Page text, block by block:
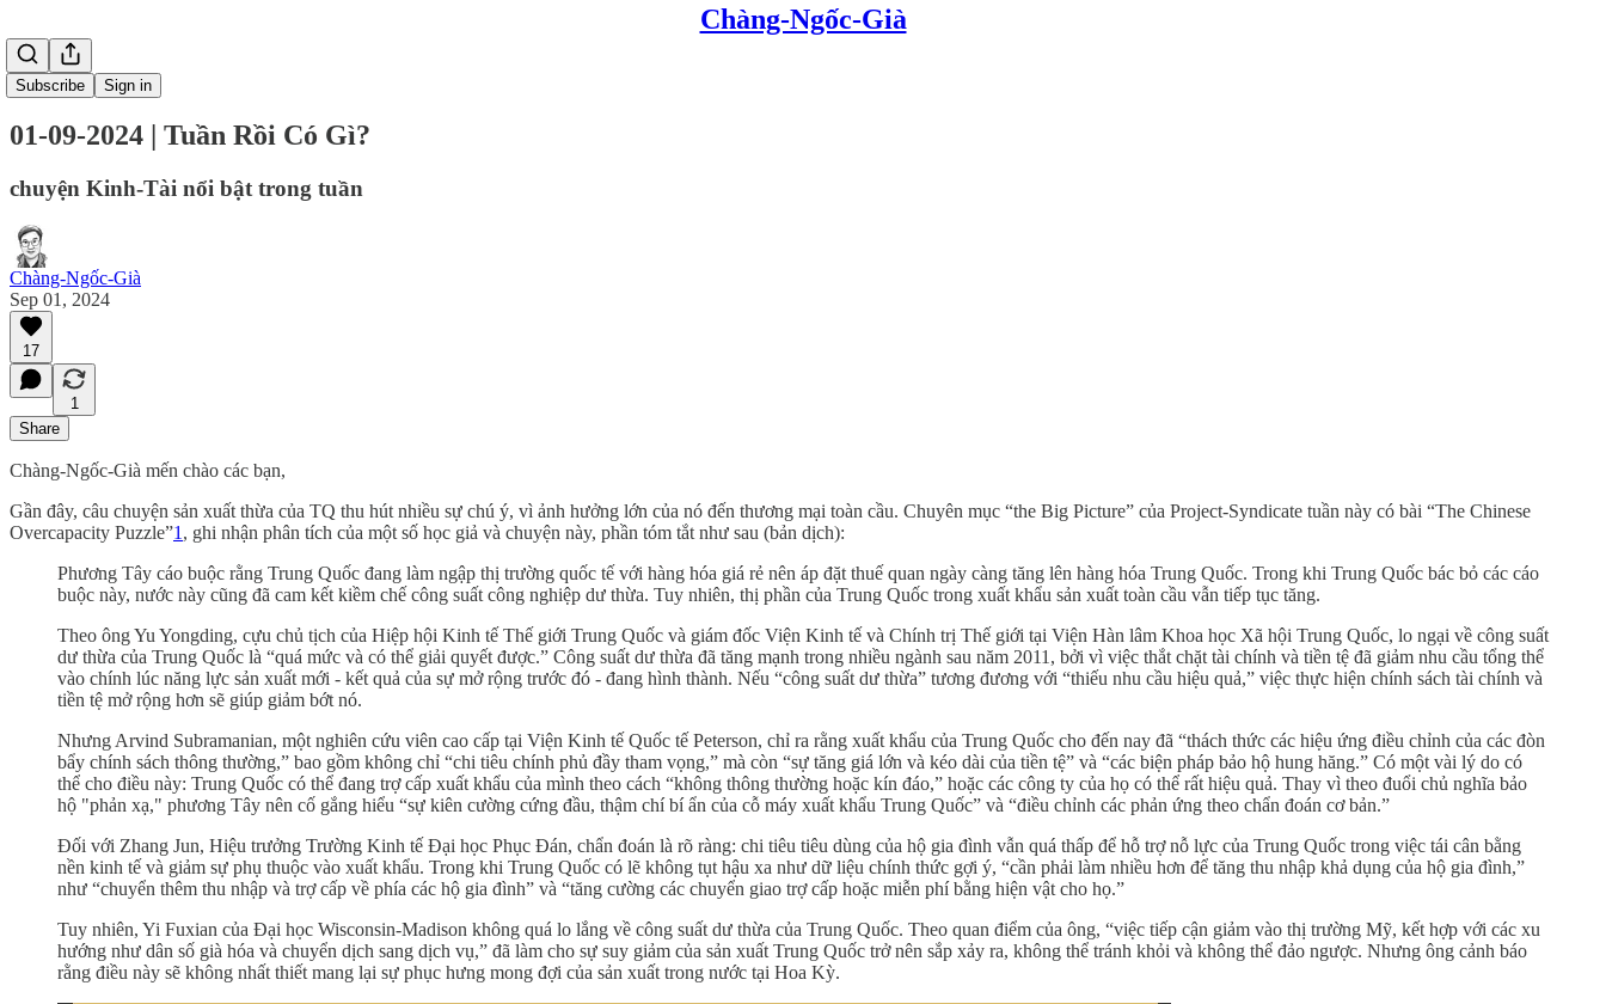
Chàng-Ngốc-Già
Subscribe Sign in
01-09-2024 | Tuần Rồi Có Gì?
chuyện Kinh-Tài nổi bật trong tuần
Chàng-Ngốc-Già
Sep 01, 2024
17
1
Share
Chàng-Ngốc-Già mến chào các bạn,
Gần đây, câu chuyện sản xuất thừa của TQ thu hút nhiều sự chú ý, vì ảnh hưởng lớn của nó đến thương mại toàn cầu. Chuyên mục “the Big Picture” của Project-Syndicate tuần này có bài “The Chinese
Overcapacity Puzzle”1 , ghi nhận phân tích của một số học giả và chuyện này, phần tóm tắt như sau (bản dịch):
Phương Tây cáo buộc rằng Trung Quốc đang làm ngập thị trường quốc tế với hàng hóa giá rẻ nên áp đặt thuế quan ngày càng tăng lên hàng hóa Trung Quốc. Trong khi Trung Quốc bác bỏ các cáo
buộc này, nước này cũng đã cam kết kiềm chế công suất công nghiệp dư thừa. Tuy nhiên, thị phần của Trung Quốc trong xuất khẩu sản xuất toàn cầu vẫn tiếp tục tăng.
Theo ông Yu Yongding, cựu chủ tịch của Hiệp hội Kinh tế Thế giới Trung Quốc và giám đốc Viện Kinh tế và Chính trị Thế giới tại Viện Hàn lâm Khoa học Xã hội Trung Quốc, lo ngại về công suất
dư thừa của Trung Quốc là “quá mức và có thể giải quyết được.” Công suất dư thừa đã tăng mạnh trong nhiều ngành sau năm 2011, bởi vì việc thắt chặt tài chính và tiền tệ đã giảm nhu cầu tổng thể
vào chính lúc năng lực sản xuất mới - kết quả của sự mở rộng trước đó - đang hình thành. Nếu “công suất dư thừa” tương đương với “thiếu nhu cầu hiệu quả,” việc thực hiện chính sách tài chính và
tiền tệ mở rộng hơn sẽ giúp giảm bớt nó.
Nhưng Arvind Subramanian, một nghiên cứu viên cao cấp tại Viện Kinh tế Quốc tế Peterson, chỉ ra rằng xuất khẩu của Trung Quốc cho đến nay đã “thách thức các hiệu ứng điều chỉnh của các đòn
bẩy chính sách thông thường,” bao gồm không chỉ “chi tiêu chính phủ đầy tham vọng,” mà còn “sự tăng giá lớn và kéo dài của tiền tệ” và “các biện pháp bảo hộ hung hăng.” Có một vài lý do có
thể cho điều này: Trung Quốc có thể đang trợ cấp xuất khẩu của mình theo cách “không thông thường hoặc kín đáo,” hoặc các công ty của họ có thể rất hiệu quả. Thay vì theo đuổi chủ nghĩa bảo
hộ "phản xạ," phương Tây nên cố gắng hiểu “sự kiên cường cứng đầu, thậm chí bí ẩn của cỗ máy xuất khẩu Trung Quốc” và “điều chỉnh các phản ứng theo chẩn đoán cơ bản.”
Đối với Zhang Jun, Hiệu trưởng Trường Kinh tế Đại học Phục Đán, chẩn đoán là rõ ràng: chi tiêu tiêu dùng của hộ gia đình vẫn quá thấp để hỗ trợ nỗ lực của Trung Quốc trong việc tái cân bằng
nền kinh tế và giảm sự phụ thuộc vào xuất khẩu. Trong khi Trung Quốc có lẽ không tụt hậu xa như dữ liệu chính thức gợi ý, “cần phải làm nhiều hơn để tăng thu nhập khả dụng của hộ gia đình,”
như “chuyển thêm thu nhập và trợ cấp về phía các hộ gia đình” và “tăng cường các chuyển giao trợ cấp hoặc miễn phí bằng hiện vật cho họ.”
Tuy nhiên, Yi Fuxian của Đại học Wisconsin-Madison không quá lo lắng về công suất dư thừa của Trung Quốc. Theo quan điểm của ông, “việc tiếp cận giảm vào thị trường Mỹ, kết hợp với các xu
hướng như dân số già hóa và chuyển dịch sang dịch vụ,” đã làm cho sự suy giảm của sản xuất Trung Quốc trở nên sắp xảy ra, không thể tránh khỏi và không thể đảo ngược. Nhưng ông cảnh báo
rằng điều này sẽ không nhất thiết mang lại sự phục hưng mong đợi của sản xuất trong nước tại Hoa Kỳ.